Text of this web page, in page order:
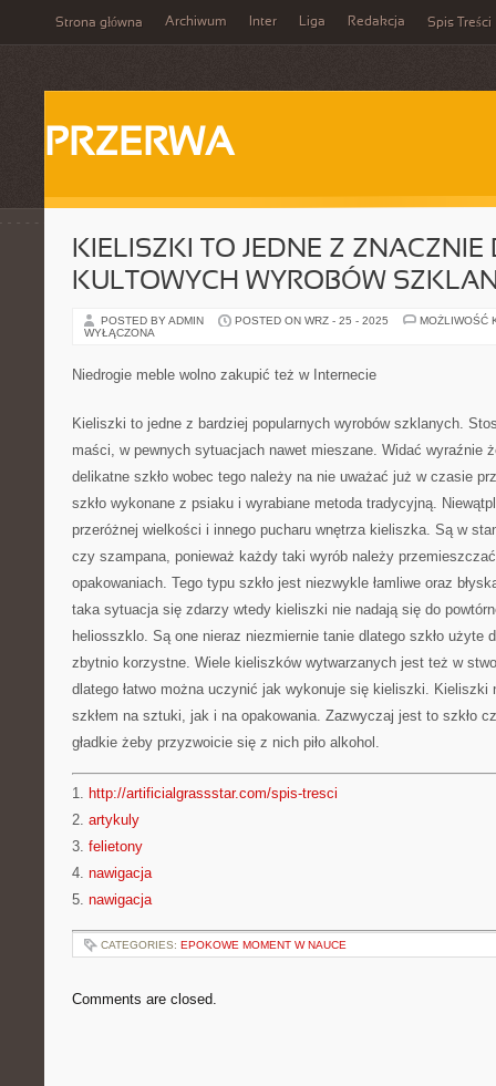
Strona główna Archiwum Inter Liga Redakcja Spis Treści
PRZERWA
KIELISZKI TO JEDNE Z ZNACZNIE
KULTOWYCH WYROBÓW
POSTED BY ADMIN POSTED ON WRZ - 25 - 2025
MOŻLIWOŚĆ
WYŁĄCZONA
Niedrogie meble wolno zakupić też w Internecie
Kieliszki to jedne z bardziej popularnych wyrobów szklanych.
maści, w pewnych sytuacjach nawet mieszane. Widać wyraźnie
delikatne szkło wobec tego należy na nie uważać już w czasie
szkło wykonane z psiaku i wyrabiane metoda tradycyjną.
przeróżnej wielkości i innego pucharu wnętrza kieliszka. Są w
czy szampana, ponieważ każdy taki wyrób należy
opakowaniach. Tego typu szkło jest niezwykle łamliwe oraz
taka sytuacja się zdarzy wtedy kieliszki nie nadają się do
heliosszklo. Są one nieraz niezmiernie tanie dlatego szkło użyte
zbytnio korzystne. Wiele kieliszków wytwarzanych jest też w
dlatego łatwo można uczynić jak wykonuje się kieliszki. Kieliszki
szkłem na sztuki, jak i na opakowania. Zazwyczaj jest to szkło
gładkie żeby przyzwoicie się z nich piło alkohol.
1. http://artificialgrassstar.com/spis-tresci
2. artykuly
3. felietony
4. nawigacja
5. nawigacja
CATEGORIES: EPOKOWE MOMENT W NAUCE
Comments are closed.